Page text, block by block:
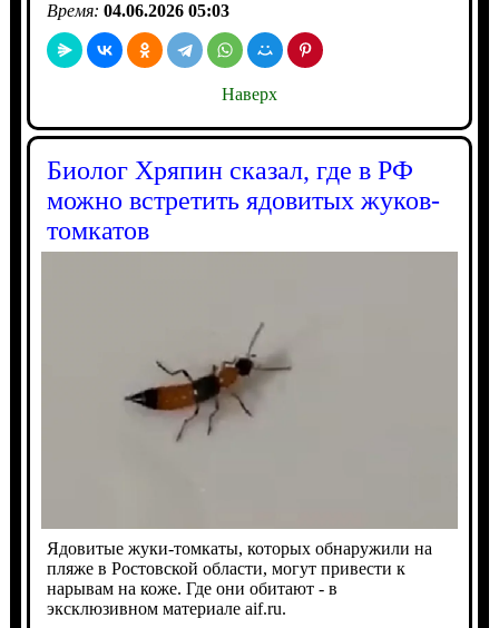
Время: 04.06.2026 05:03
Наверх
Биолог Хряпин сказал, где в РФ
можно встретить ядовитых жуков-
томкатов
Ядовитые жуки-томкаты, которых обнаружили на
пляже в Ростовской области, могут привести к
нарывам на коже. Где они обитают - в
эксклюзивном материале aif.ru.